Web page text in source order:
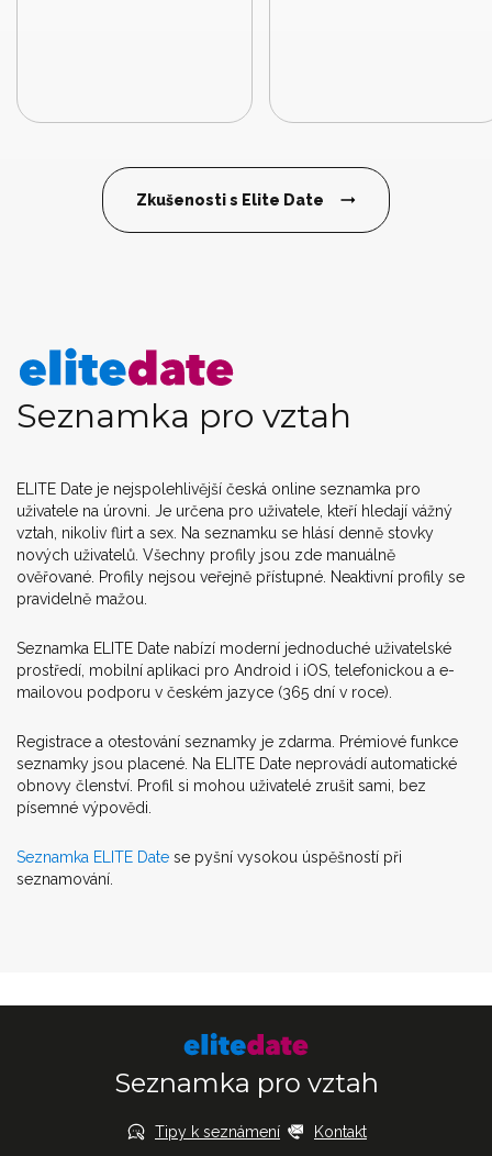
Zkušenosti s Elite Date
Seznamka pro vztah
ELITE Date je nejspolehlivější česká online seznamka pro
uživatele na úrovni. Je určena pro uživatele, kteří hledají vážný
vztah, nikoliv flirt a sex. Na seznamku se hlásí denně stovky
nových uživatelů. Všechny profily jsou zde manuálně
ověřované. Profily nejsou veřejně přístupné. Neaktivní profily se
pravidelně mažou.
Seznamka ELITE Date nabízí moderní jednoduché uživatelské
prostředí, mobilní aplikaci pro Android i iOS, telefonickou a e-
mailovou podporu v českém jazyce (365 dní v roce).
Registrace a otestování seznamky je zdarma. Prémiové funkce
seznamky jsou placené. Na ELITE Date neprovádí automatické
obnovy členství. Profil si mohou uživatelé zrušit sami, bez
písemné výpovědi.
Seznamka ELITE Date se pyšní vysokou úspěšností při
seznamování.
Seznamka pro vztah
Tipy k seznámení Kontakt